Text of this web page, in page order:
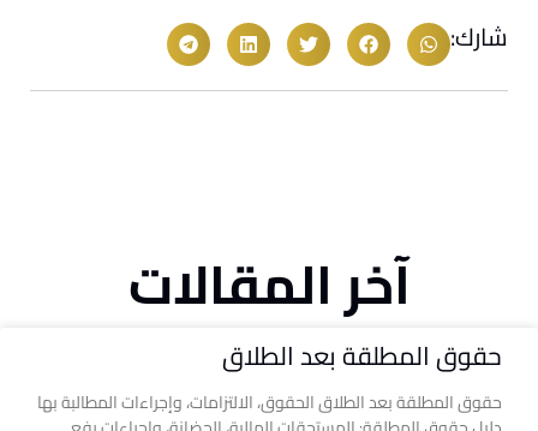
شارك:
آخر المقالات
حقوق المطلقة بعد الطلاق
حقوق المطلقة بعد الطلاق الحقوق، الالتزامات، وإجراءات المطالبة بها